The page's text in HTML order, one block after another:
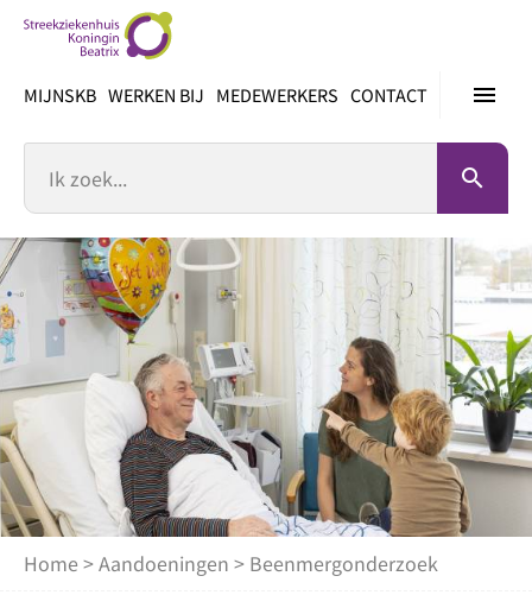
inhoud
menu
MIJNSKB WERKEN BIJ MEDEWERKERS CONTACT
search
Home >Aandoeningen > Beenmergonderzoek